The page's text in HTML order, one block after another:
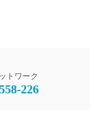
トワーク
226